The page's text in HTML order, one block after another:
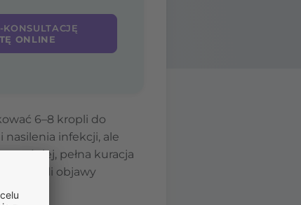
ONLINE
6–8 kropli do
nasilenia infekcji, ale
pełna kuracja
Jeśli objawy